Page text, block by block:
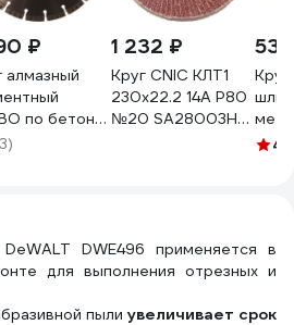
₽
алмазный
по бетону,
и кирпичу
1 232 ₽
Круг CNIC КЛТ1
230x22.2 14А Р80
№20 SA28003H
Круг
4.4
DWE496 применяется в
для выполнения отрезных и
пыли увеличивает срок